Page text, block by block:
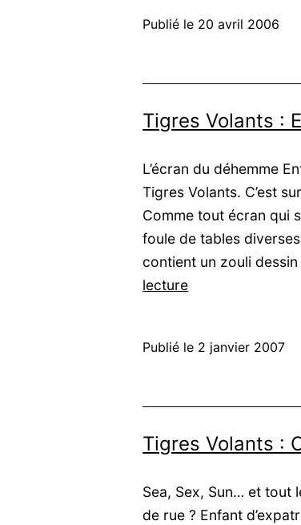
Publié le 20 avril 2006
Tigres Volants :
L’écran du déhemme
Tigres Volants. C’est
Comme tout écran qui
foule de tables
contient un zouli
lectureTigres
Entre
de
Publié le 2 janvier 2007
Tigres Volants :
Sea, Sex, Sun… et tout
de rue ? Enfant